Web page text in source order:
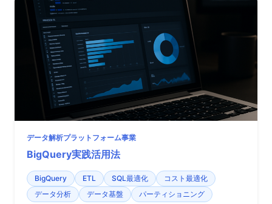
データ解析プラットフォーム事業
BigQuery実践活用法
BigQuery ETL SQL最適化
コスト最適化
データ分析
データ基盤 パーティショニング